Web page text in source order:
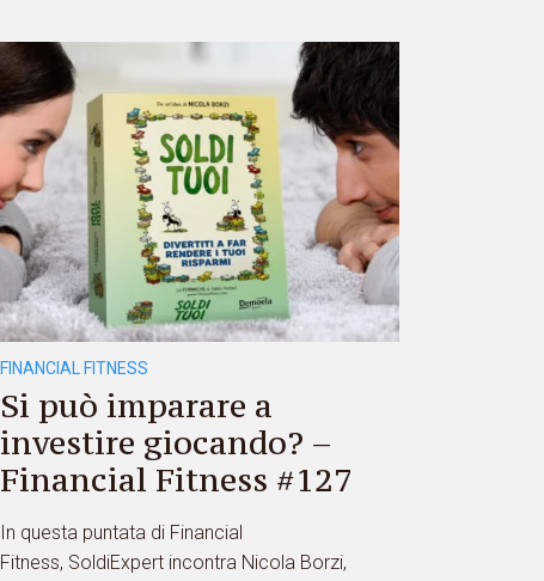
FINANCIAL FITNESS
Si può imparare a
investire giocando? –
Financial Fitness #127
In questa puntata di Financial
Fitness, SoldiExpert incontra Nicola Borzi,